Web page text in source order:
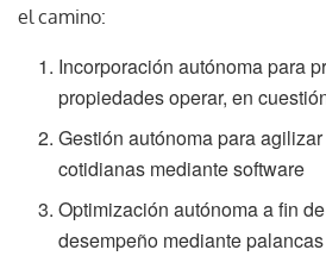
el camino:
Incorporación autónoma para
propiedades operar, en
Gestión autónoma para
cotidianas mediante software
Optimización autónoma a fin
desempeño mediante